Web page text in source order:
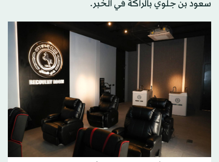
سعود بن جلوي بالراكة في الخُبر.